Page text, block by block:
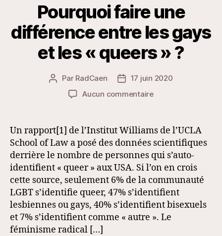
Pourquoi faire une
différence entre les gays
et les « queers » ?
Auteur
l’article
Par RadCaen
Date17 juin 2020
Aucun commentairesur
une
différence
entre
les
gays
et
les
« queers »
Un rapport[1] de l’Institut Williams de l’UCLA
School of Law a posé des données scientifiques
derrière le nombre de personnes qui s’auto-
identifient « queer » aux USA. Si l’on en crois
cette source, seulement 6% de la communauté
LGBT s’identifie queer, 47% s’identifient
lesbiennes ou gays, 40% s’identifient bisexuels
et 7% s’identifient comme « autre ». Le
féminisme radical […]